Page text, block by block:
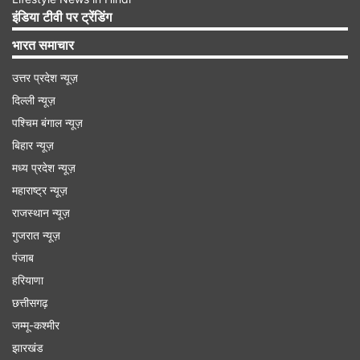
ज्येष्ठ माह की एकादशी के दिन विष्णु जी को जरूर अर्पित
करें ये 5 चीजें
इसलिए उनकी पूजा और भोग बिना तुलसी के अधूरी
इंडिया टीवी पर ट्रेंडिंग
भारत समाचार
उत्तर प्रदेश न्यूज़
दिल्ली न्यूज़
पश्चिम बंगाल न्यूज़
बिहार न्यूज़
मध्य प्रदेश न्यूज़
महाराष्ट्र न्यूज़
राजस्थान न्यूज़
गुजरात न्यूज़
पंजाब
हरियाणा
छत्तीसगढ़
जम्मू-कश्मीर
झारखंड